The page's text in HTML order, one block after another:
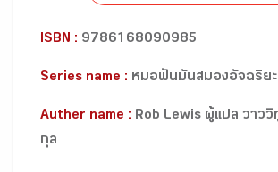
ISBN : 9786168090985
Series name : หมอฟันมันสมองอัจฉริยะ
Auther name :
กุล